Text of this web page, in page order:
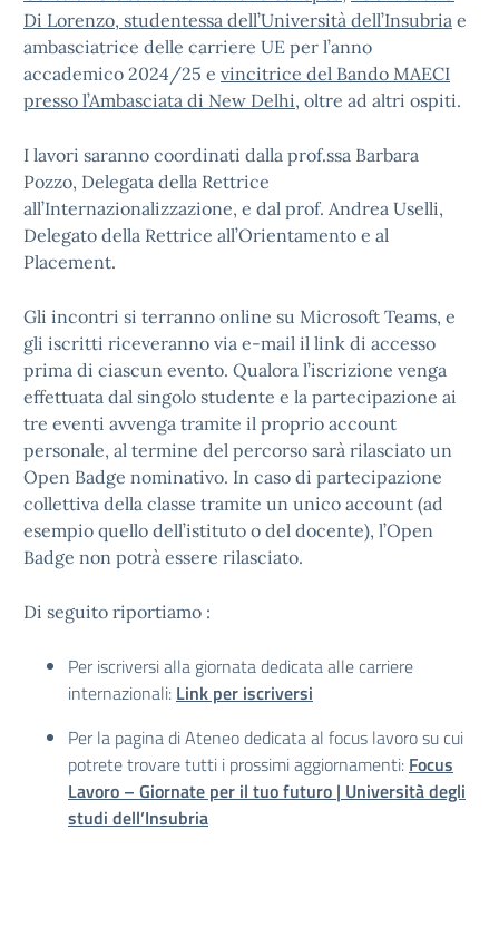
Di Lorenzo, studentessa dell’Università dell’Insubria e
ambasciatrice delle carriere UE per l’anno
accademico 2024/25 e vincitrice del Bando MAECI
presso l’Ambasciata di New Delhi, oltre ad altri ospiti.
I lavori saranno coordinati dalla prof.ssa Barbara
Pozzo, Delegata della Rettrice
all’Internazionalizzazione, e dal prof. Andrea Uselli,
Delegato della Rettrice all’Orientamento e al
Placement.
Gli incontri si terranno online su Microsoft Teams, e
gli iscritti riceveranno via e-mail il link di accesso
prima di ciascun evento. Qualora l’iscrizione venga
effettuata dal singolo studente e la partecipazione ai
tre eventi avvenga tramite il proprio account
personale, al termine del percorso sarà rilasciato un
Open Badge nominativo. In caso di partecipazione
collettiva della classe tramite un unico account (ad
esempio quello dell’istituto o del docente), l’Open
Badge non potrà essere rilasciato.
Di seguito riportiamo :
Per iscriversi alla giornata dedicata alle carriere
internazionali: Link per iscriversi
Per la pagina di Ateneo dedicata al focus lavoro su cui
potrete trovare tutti i prossimi aggiornamenti: Focus
Lavoro – Giornate per il tuo futuro | Università degli
studi dell’Insubria